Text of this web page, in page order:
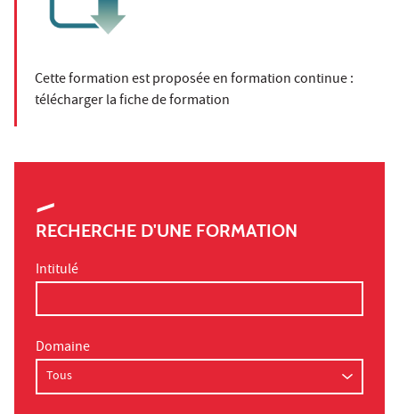
Cette formation est proposée en formation continue :
télécharger la fiche de formation
RECHERCHE D'UNE FORMATION
Intitulé
Domaine